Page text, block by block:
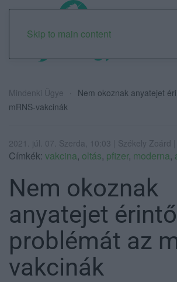
Skip to main content
Mindenki Ügye
Nem okoznak anyatejet
mRNS-vakcinák
2021. júl. 07. Szerda, 10:03 | Székely Zoárd
Címkék: vakcina, oltás, pfizer, moderna,
Nem okoznak
anyatejet érintő
problémát az
vakcinák